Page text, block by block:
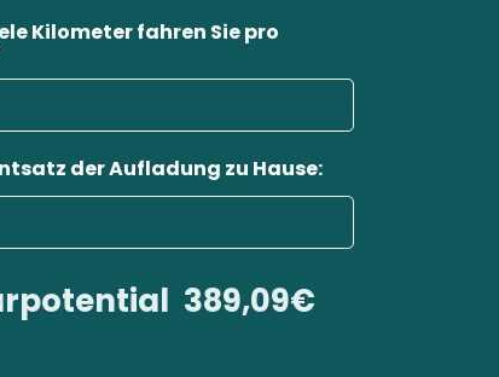
Kilometer fahren Sie pro
der Aufladung zu Hause:
389,09€